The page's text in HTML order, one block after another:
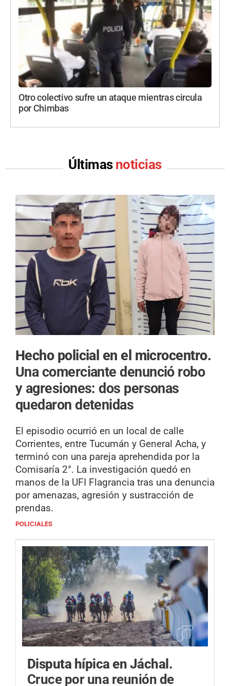
Otro colectivo sufre un ataque mientras circula
por Chimbas
Últimas noticias
Hecho policial en el microcentro.
Una comerciante denunció robo
y agresiones: dos personas
quedaron detenidas
El episodio ocurrió en un local de calle
Corrientes, entre Tucumán y General Acha, y
terminó con una pareja aprehendida por la
Comisaría 2°. La investigación quedó en
manos de la UFI Flagrancia tras una denuncia
por amenazas, agresión y sustracción de
prendas.
POLICIALES
Disputa hípica en Jáchal.
Cruce por una reunión de